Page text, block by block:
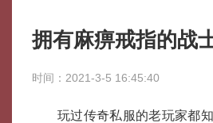
拥有麻痹戒指的战
时间：2021-3-5 16:45:40
玩过传奇私服的老玩家都